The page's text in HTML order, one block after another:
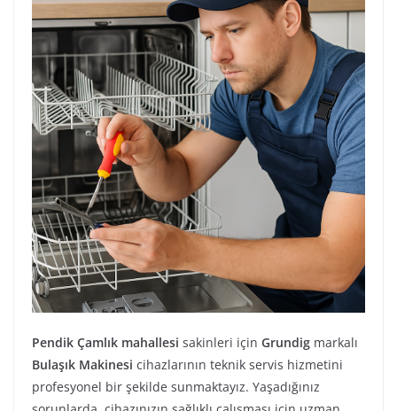
Pendik Çamlık mahallesi sakinleri için Grundig markalı
Bulaşık Makinesi cihazlarının teknik servis hizmetini
profesyonel bir şekilde sunmaktayız. Yaşadığınız